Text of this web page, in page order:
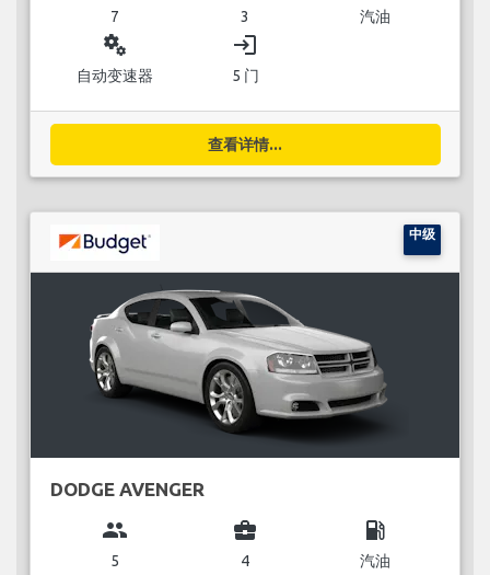
7 3 汽油
miscellaneous_services
自动变速器
login
5 门
查看详情...
中级
DODGE AVENGER
group
5
business_center
4
local_gas_station
汽油